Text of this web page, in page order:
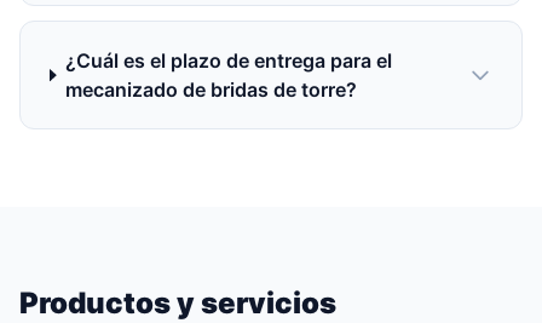
¿Cuál es el plazo de entrega para el
mecanizado de bridas de torre?
Productos y servicios